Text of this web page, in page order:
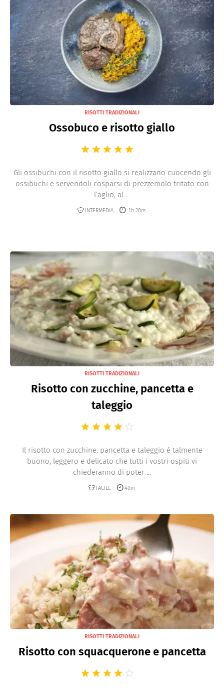
RISOTTI TRADIZIONALI
Ossobuco e risotto giallo
Gli ossibuchi con il risotto giallo si realizzano cuocendo gli
ossibuchi e servendoli cosparsi di prezzemolo tritato con
l’aglio, al ...
INTERMEDIA 1h 20m
RISOTTI TRADIZIONALI
Risotto con zucchine, pancetta e
taleggio
Il risotto con zucchine, pancetta e taleggio è talmente
buono, leggero e delicato che tutti i vostri ospiti vi
chiederanno di poter ...
FACILE 40m
RISOTTI TRADIZIONALI
Risotto con squacquerone e pancetta